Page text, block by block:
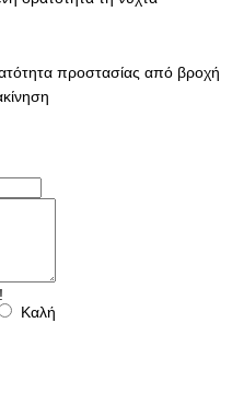
προστασίας από βροχή
Καλή